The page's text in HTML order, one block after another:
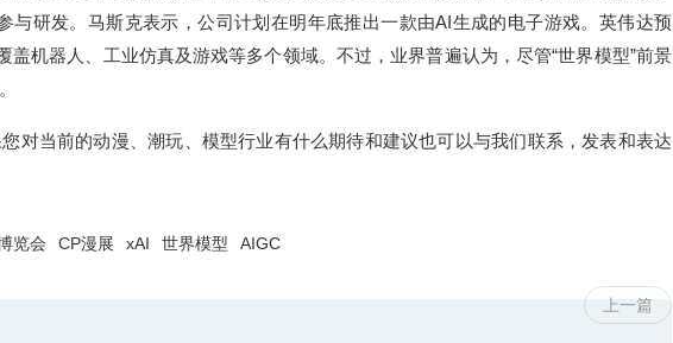
与研发。马斯克表示，公司计划在明年底推出一款由AI生成的电子游戏。英伟达预
盖机器人、工业仿真及游戏等多个领域。不过，业界普遍认为，尽管“世界模型”前景
当前的动漫、潮玩、模型行业有什么期待和建议也可以与我们联系，发表和表达
览会 CP漫展 xAI 世界模型 AIGC
上一篇